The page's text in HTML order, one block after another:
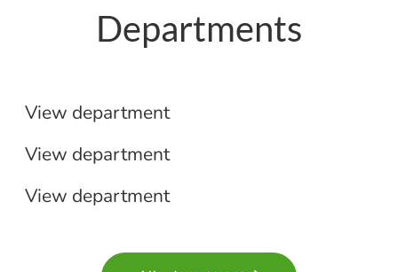
Departments
Spontanansökan
View department
View department
View department